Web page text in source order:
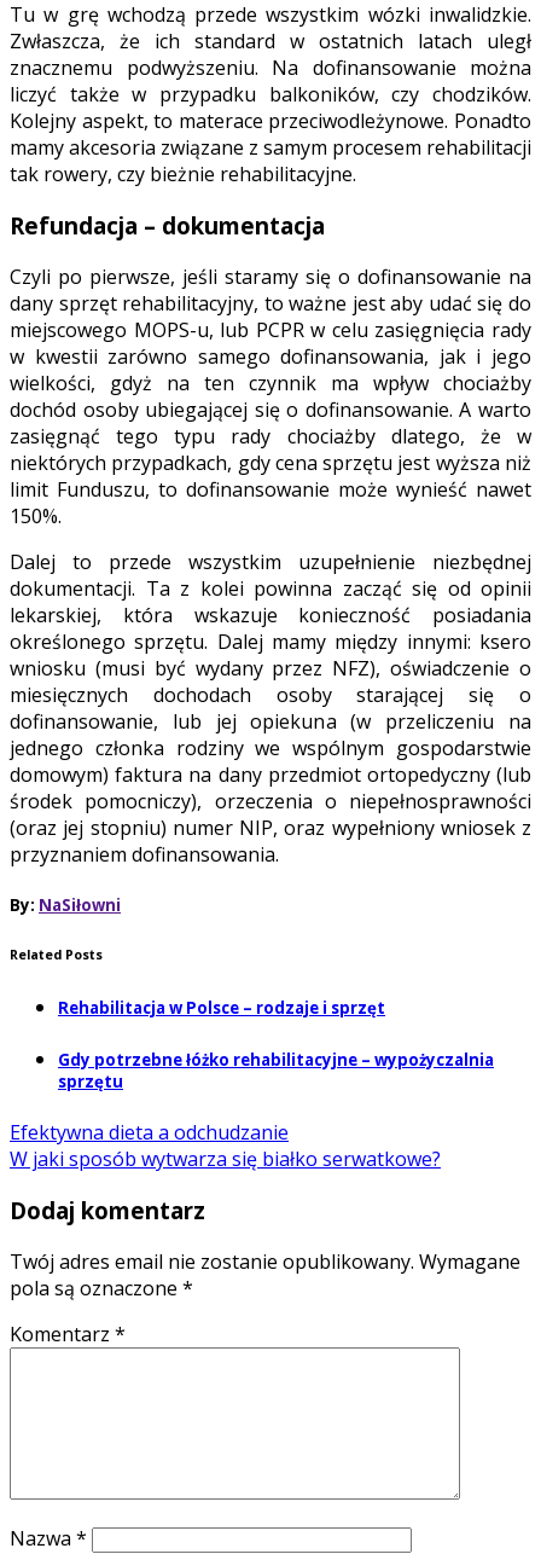
Tu w grę wchodzą przede wszystkim wózki inwalidzkie.
Zwłaszcza, że ich standard w ostatnich latach uległ
znacznemu podwyższeniu. Na dofinansowanie można
liczyć także w przypadku balkoników, czy chodzików.
Kolejny aspekt, to materace przeciwodleżynowe. Ponadto
mamy akcesoria związane z samym procesem rehabilitacji
tak rowery, czy bieżnie rehabilitacyjne.
Refundacja – dokumentacja
Czyli po pierwsze, jeśli staramy się o dofinansowanie na
dany sprzęt rehabilitacyjny, to ważne jest aby udać się do
miejscowego MOPS-u, lub PCPR w celu zasięgnięcia rady
w kwestii zarówno samego dofinansowania, jak i jego
wielkości, gdyż na ten czynnik ma wpływ chociażby
dochód osoby ubiegającej się o dofinansowanie. A warto
zasięgnąć tego typu rady chociażby dlatego, że w
niektórych przypadkach, gdy cena sprzętu jest wyższa niż
limit Funduszu, to dofinansowanie może wynieść nawet
150%.
Dalej to przede wszystkim uzupełnienie niezbędnej
dokumentacji. Ta z kolei powinna zacząć się od opinii
lekarskiej, która wskazuje konieczność posiadania
określonego sprzętu. Dalej mamy między innymi: ksero
wniosku (musi być wydany przez NFZ), oświadczenie o
miesięcznych dochodach osoby starającej się o
dofinansowanie, lub jej opiekuna (w przeliczeniu na
jednego członka rodziny we wspólnym gospodarstwie
domowym) faktura na dany przedmiot ortopedyczny (lub
środek pomocniczy), orzeczenia o niepełnosprawności
(oraz jej stopniu) numer NIP, oraz wypełniony wniosek z
przyznaniem dofinansowania.
By: NaSiłowni
Related Posts
Rehabilitacja w Polsce – rodzaje i sprzęt
Gdy potrzebne łóżko rehabilitacyjne – wypożyczalnia
sprzętu
Efektywna dieta a odchudzanie
W jaki sposób wytwarza się białko serwatkowe?
Dodaj komentarz
Twój adres email nie zostanie opublikowany. Wymagane
pola są oznaczone *
Komentarz *
Nazwa *